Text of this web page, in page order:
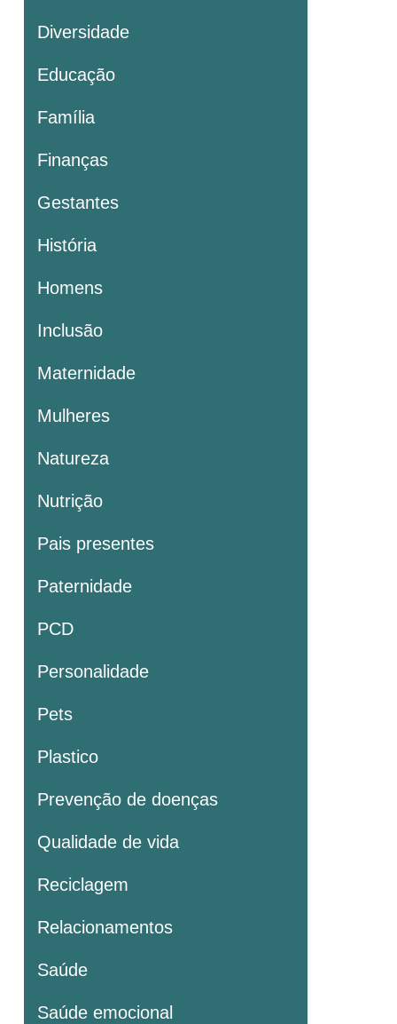
Diversidade
Educação
Família
Finanças
Gestantes
História
Homens
Inclusão
Maternidade
Mulheres
Natureza
Nutrição
Pais presentes
Paternidade
PCD
Personalidade
Pets
Plastico
Prevenção de doenças
Qualidade de vida
Reciclagem
Relacionamentos
Saúde
Saúde emocional